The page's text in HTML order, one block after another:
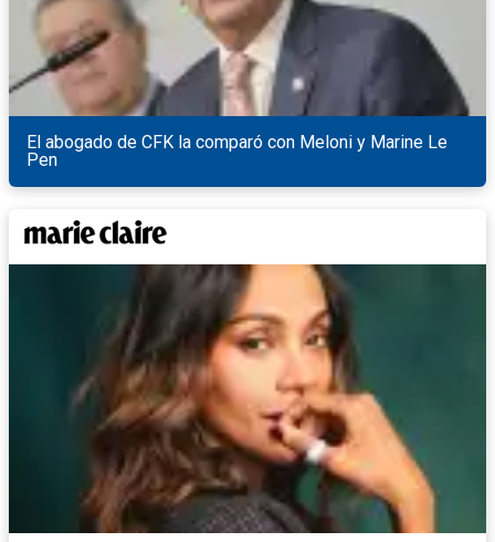
El abogado de CFK la comparó con Meloni y Marine Le
Pen